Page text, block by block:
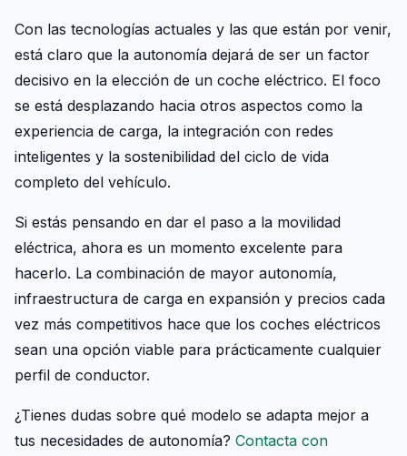
Con las tecnologías actuales y las que están por venir,
está claro que la autonomía dejará de ser un factor
decisivo en la elección de un coche eléctrico. El foco
se está desplazando hacia otros aspectos como la
experiencia de carga, la integración con redes
inteligentes y la sostenibilidad del ciclo de vida
completo del vehículo.
Si estás pensando en dar el paso a la movilidad
eléctrica, ahora es un momento excelente para
hacerlo. La combinación de mayor autonomía,
infraestructura de carga en expansión y precios cada
vez más competitivos hace que los coches eléctricos
sean una opción viable para prácticamente cualquier
perfil de conductor.
¿Tienes dudas sobre qué modelo se adapta mejor a
tus necesidades de autonomía? Contacta con